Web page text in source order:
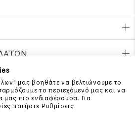
ΜΑΖΙ ΜΑΣ
210 999 4510
μας βοηθάτε να βελτιώνουμε το
το περιεχόμενό μας και να
μας πιο ενδιαφέρουσα. Για
πατήστε Ρυθμίσεις.